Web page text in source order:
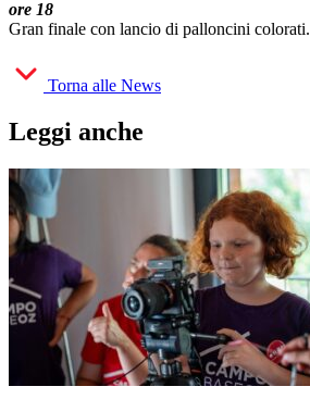
ore 18
Gran finale con lancio di palloncini colorati.
Torna alle News
Leggi anche